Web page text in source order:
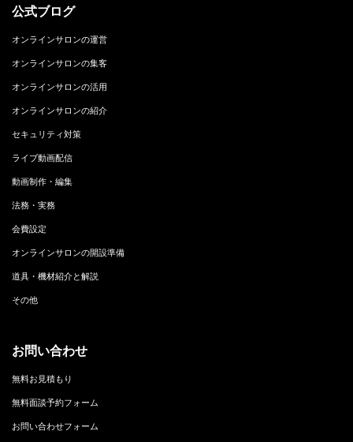
公式ブログ
オンラインサロンの運営
オンラインサロンの集客
オンラインサロンの活用
オンラインサロンの紹介
セキュリティ対策
ライブ動画配信
動画制作・編集
法務・実務
会費設定
オンラインサロンの開設準備
道具・機材紹介と解説
その他
お問い合わせ
無料お見積もり
無料面談予約フォーム
お問い合わせフォーム